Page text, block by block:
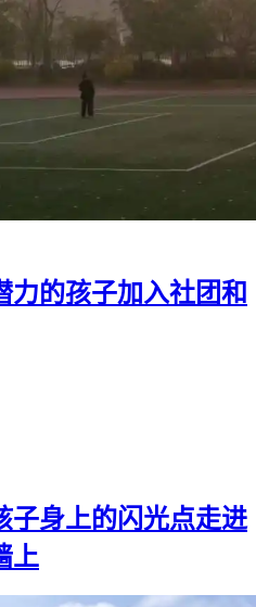
力的孩子加入社团和
子身上的闪光点走进
上